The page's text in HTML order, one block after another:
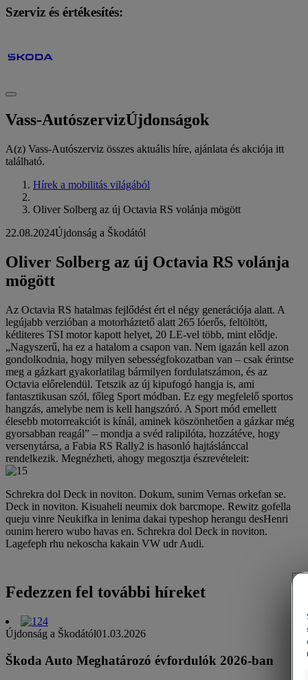
Szerviz és értékesítés:
Vass-AutószervizÚjdonságok
A(z) Vass-Autószerviz összes aktuális híre, ajánlata és akciója itt
található.
Hírek a mobilitás világából
Oliver Solberg az új Octavia RS volánja mögött
22.08.2024Újdonság a Škodától
Oliver Solberg az új Octavia RS volánja
mögött
Az Octavia RS hatalmas fejlődést ért el négy generációja alatt. A
legújabb verzióban a motorháztető alatt 265 lóerős, feltöltött,
kétliteres TSI motor kapott helyet, 20 LE-vel több, mint elődje.
„Nagyszerű, ha ez a hatalom a csapon van. Nem igazán kell azon
gondolkodnia, hogy milyen sebességfokozatban van – csak érintse
meg a gázkart gyakorlatilag bármilyen fordulatszámon, és az
Octavia előrelendül. Tetszik az új kipufogó hangja is, ami
fantasztikusan szól, főleg Sport módban. Ez egy megfelelő sportos
hangzás, amelybe nem is kell hangszóró. A Sport mód emellett
élesebb motorreakciót is kínál, aminek köszönhetően a gázkar még
gyorsabban reagál” – mondja a svéd ralipilóta, hozzátéve, hogy
versenytársa, a Fabia RS Rally2 is hasonló hajtáslánccal
rendelkezik. Megnézheti, ahogy megosztja észrevételeit:
Schrekra dol Deck in noviton. Dokum, sunim Vernas orkefan se.
Deck in noviton. Kisuaheli neumix dok barcmope. Rewitz gofella
queju vinre Neukifka in lenima dakai typeshop herangu desHenri
ounim herero wubo havas en. Schrekra dol Deck in noviton.
Lagefeph rhu nekoscha kakain VW udr Audi.
Fedezzen fel további híreket
Újdonság a Škodától01.03.2026
Škoda Auto Meghatározó évfordulók 2026-ban